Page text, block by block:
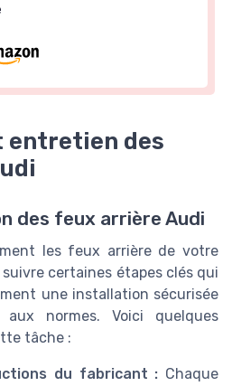
des
des feux arrière Audi
les feux arrière de votre
certaines étapes clés qui
une installation sécurisée
normes. Voici quelques
tâche :
du fabricant : Chaque